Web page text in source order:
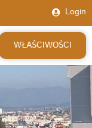
Login
WŁAŚCIWOŚCI